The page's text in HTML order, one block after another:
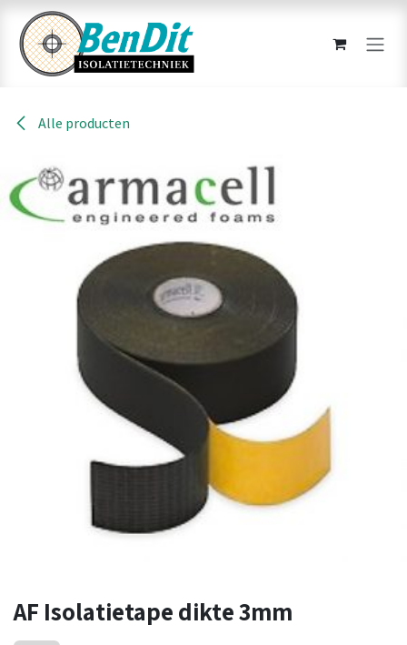
Overslaan naar inhoud
Alle producten
AF Isolatietape dikte 3mm